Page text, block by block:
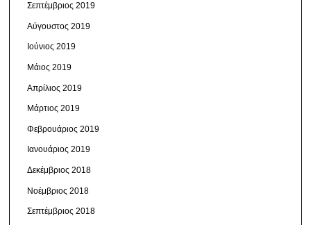
Σεπτέμβριος 2019
Αύγουστος 2019
Ιούνιος 2019
Μάιος 2019
Απρίλιος 2019
Μάρτιος 2019
Φεβρουάριος 2019
Ιανουάριος 2019
Δεκέμβριος 2018
Νοέμβριος 2018
Σεπτέμβριος 2018